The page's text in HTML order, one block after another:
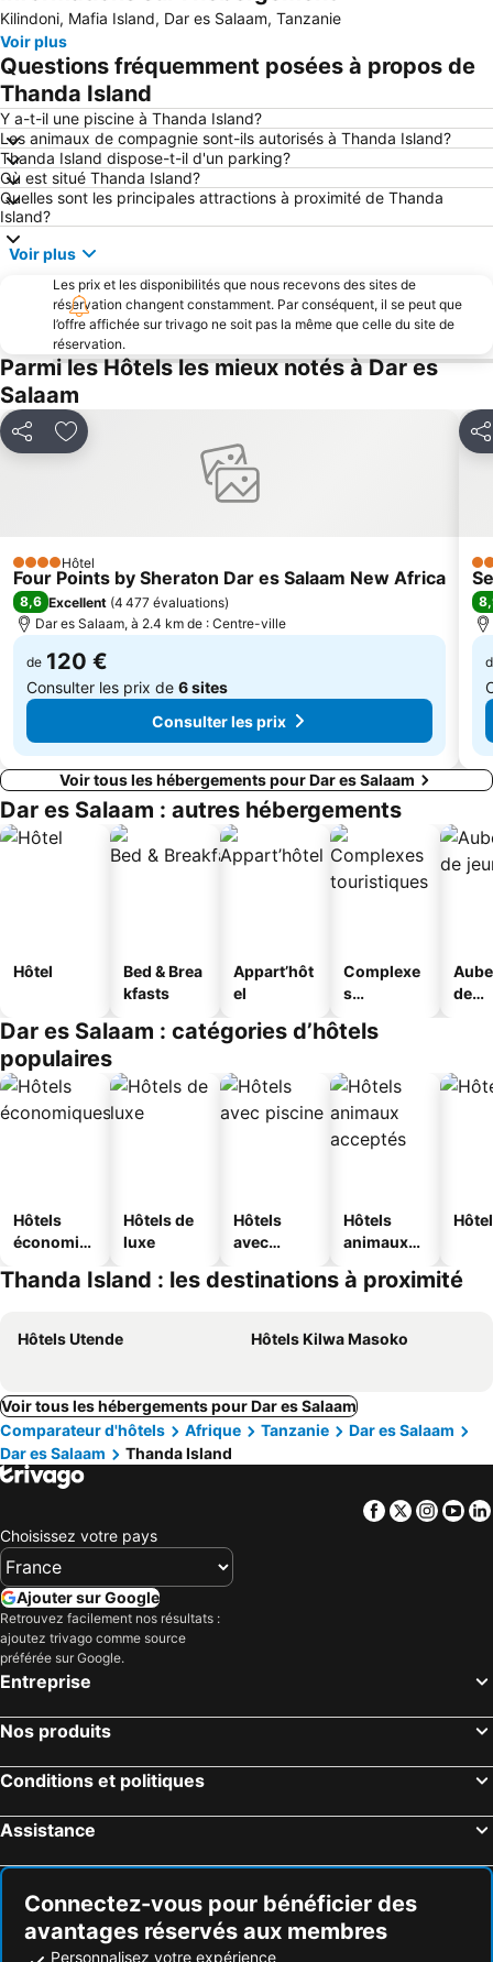
Kilindoni, Mafia Island, Dar es Salaam, Tanzanie
Voir plus
Questions fréquemment posées à propos de
Thanda Island
Y a-t-il une piscine à Thanda Island?
Les animaux de compagnie sont-ils autorisés à Thanda Island?
Thanda Island dispose-t-il d'un parking?
Où est situé Thanda Island?
Quelles sont les principales attractions à proximité de Thanda
Island?
Voir plus
Les prix et les disponibilités que nous recevons des sites de
réservation changent constamment. Par conséquent, il se peut que
l’offre affichée sur trivago ne soit pas la même que celle du site de
réservation.
Parmi les Hôtels les mieux notés à Dar es
Salaam
PartagerAjouter à mes favoris
4 ÉtoilesHôtel
Four Points by Sheraton Dar es Salaam New Africa
8,6 Excellent (4 477 évaluations)
Dar es Salaam, à 2.4 km de : Centre-ville
de 120 €
Consulter les prix de 6 sites
Consulter les prix
5
Voir tous les hébergements pour Dar es Salaam
Dar es Salaam : autres hébergements
Hôtel
Bed & Brea
kfasts
Appart’hôt
el
Complexe
s
s
de
Dar es Salaam : catégories d’hôtels
populaires
Hôtels
économiq
Hôtels de
luxe
Hôtels
avec
Hôtels
animaux
Thanda Island : les destinations à proximité
Hôtels Utende Hôtels Kilwa Masoko
Voir tous les hébergements pour Dar es Salaam
Comparateur d'hôtels
Afrique Tanzanie
Dar es Salaam
Dar es Salaam
Thanda Island
Facebook
Twitter
Choisissez votre pays
Ajouter sur Google
Retrouvez facilement nos résultats :
ajoutez trivago comme source
préférée sur Google.
Entreprise
Nos produits
Conditions et politiques
Assistance
Connectez-vous pour bénéficier des
avantages réservés aux membres
Personnalisez votre expérience